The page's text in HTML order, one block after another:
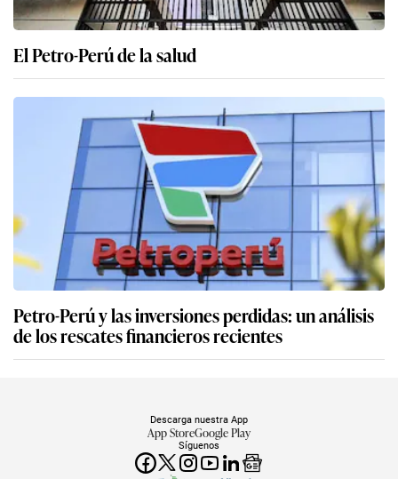
El Petro-Perú de la salud
Petro-Perú y las inversiones perdidas: un análisis
de los rescates financieros recientes
Síguenos
Descarga nuestra App
App StoreGoogle Play